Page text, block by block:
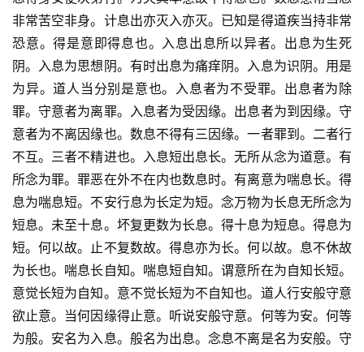
非常苦空非身。计息出亦灭入亦灭。已知是得道疾当持非常
恐意。得是意即得息也。入息出息所以异者。出息为生死
阴。入息为思想阴。有时出息为痛痒阴。入息为识阴。用是
为异。道人当分别是意也。入息者为不受罪。出息者为除
罪。守意者为离罪。入息者为受因缘。出息者为到因缘。守
意者为不离因缘也。数息不得有三因缘。一者罪到。二者行
不互。三者不精进也。入息短出息长。无所从念为道意。有
所念为罪。罪恶在外不在内也数息时。有离意为喘息长。得
息为喘息短。不安行息为长定为短。念万物为长息无所念为
短息。未至十息。坏复更数为长息。得十息为短息。得息为
短。何以故。止不复数故。得息亦为长。何以故。息不休故
为长也。喘息长自知。喘息短自知。谓意所在为自知长短。
意觉长短为自知。意不觉长短为不自知也。道人行安般守意
欲止意。当何因缘得止意。听说安般守意。何等为安。何等
为般。安名为入息。般名为出息。念息不离是名为安般。守